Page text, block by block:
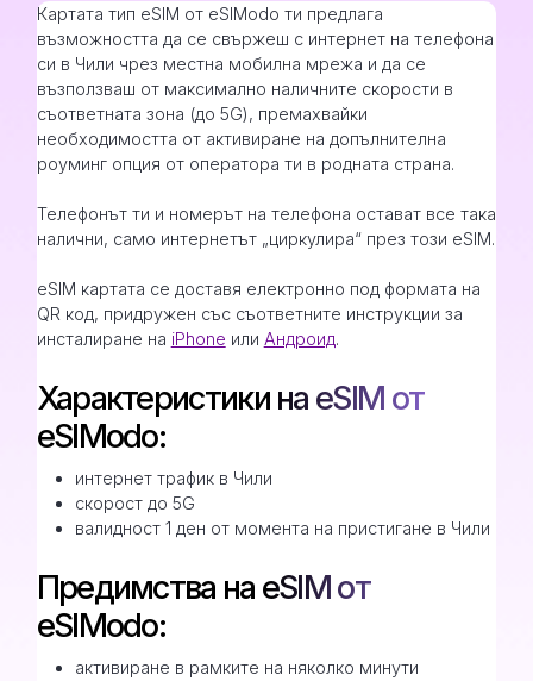
Картата тип eSIM от eSIModo ти предлага
възможността да се свържеш с интернет на телефона
си в Чили чрез местна мобилна мрежа и да се
възползваш от максимално наличните скорости в
съответната зона (до 5G), премахвайки
необходимостта от активиране на допълнителна
роуминг опция от оператора ти в родната страна.
Телефонът ти и номерът на телефона остават все така
налични, само интернетът „циркулира“ през този eSIM.
eSIM картата се доставя електронно под формата на
QR код, придружен със съответните инструкции за
инсталиране на iPhone или Андроид.
Характеристики на eSIM от
eSIModo:
интернет трафик в Чили
скорост до 5G
валидност 1 ден от момента на пристигане в Чили
Предимства на eSIM от
eSIModo:
активиране в рамките на няколко минути